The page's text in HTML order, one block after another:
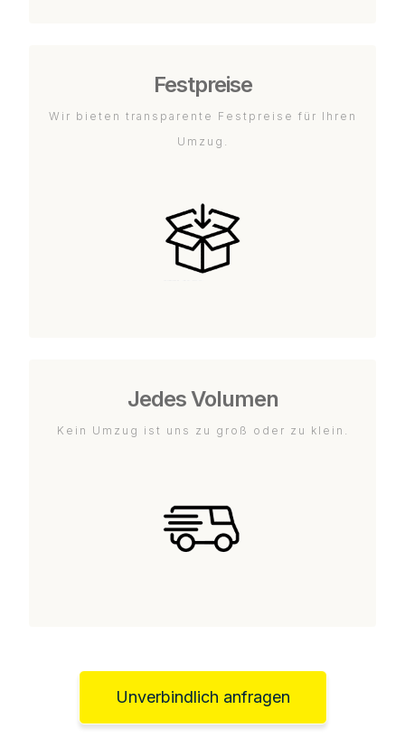
Festpreise
Wir bieten transparente Festpreise für Ihren
Umzug.
Jedes Volumen
Kein Umzug ist uns zu groß oder zu klein.
Unverbindlich anfragen